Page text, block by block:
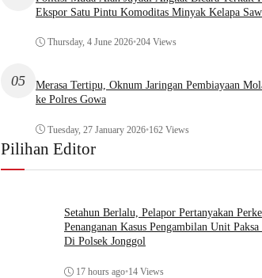
Ekspor Satu Pintu Komoditas Minyak Kelapa
Thursday, 4 June 2026•204 Views
05
Merasa Tertipu, Oknum Jaringan Pembiayaan
ke Polres Gowa
Tuesday, 27 January 2026•162 Views
Pilihan Editor
Setahun Berlalu, Pelapor Pertanyakan
Penanganan Kasus Pengambilan Unit
Di Polsek Jonggol
17 hours ago•14 Views